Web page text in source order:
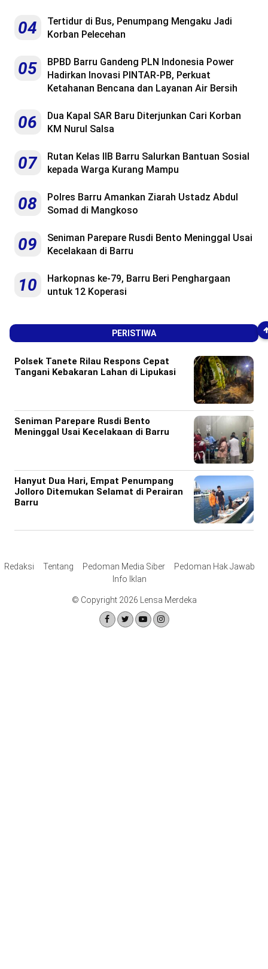
04
Tertidur di Bus, Penumpang Mengaku Jadi
Korban Pelecehan
05
BPBD Barru Gandeng PLN Indonesia Power
Hadirkan Inovasi PINTAR-PB, Perkuat
Ketahanan Bencana dan Layanan Air Bersih
06
Dua Kapal SAR Baru Diterjunkan Cari Korban
KM Nurul Salsa
07
Rutan Kelas IIB Barru Salurkan Bantuan Sosial
kepada Warga Kurang Mampu
08
Polres Barru Amankan Ziarah Ustadz Abdul
Somad di Mangkoso
09
Seniman Parepare Rusdi Bento Meninggal Usai
Kecelakaan di Barru
10
Harkopnas ke-79, Barru Beri Penghargaan
untuk 12 Koperasi
PERISTIWA
Polsek Tanete Rilau Respons Cepat
Tangani Kebakaran Lahan di Lipukasi
Seniman Parepare Rusdi Bento
Meninggal Usai Kecelakaan di Barru
Hanyut Dua Hari, Empat Penumpang
Jolloro Ditemukan Selamat di Perairan
Barru
Redaksi Tentang Pedoman Media Siber
Pedoman Hak Jawab
Info Iklan
© Copyright 2026 Lensa Merdeka